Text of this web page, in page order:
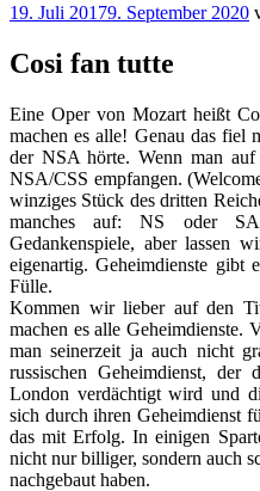
Veröffentlicht
19. Juli 20179. September 2020
Cosi fan tutte
Eine Oper von Mozart heißt
machen es alle! Genau das fiel
der NSA hörte. Wenn man
NSA/CSS empfangen.
winziges Stück des dritten
manches auf: NS oder
Gedankenspiele, aber lassen
eigenartig. Geheimdienste
Fülle.
Kommen wir lieber auf den
machen es alle Geheimdienste.
man seinerzeit ja auch nicht
russischen Geheimdienst, der
London verdächtigt wird und
sich durch ihren Geheimdienst
das mit Erfolg. In einigen
nicht nur billiger, sondern auch
nachgebaut haben.